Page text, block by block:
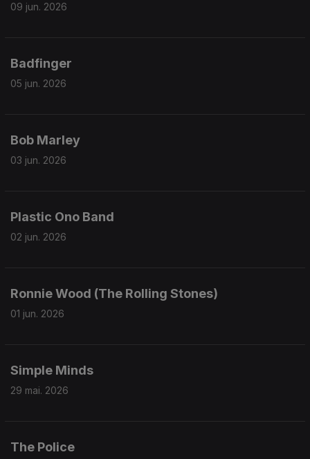
09 jun. 2026
Badfinger
05 jun. 2026
Bob Marley
03 jun. 2026
Plastic Ono Band
02 jun. 2026
Ronnie Wood (The Rolling Stones)
01 jun. 2026
Simple Minds
29 mai. 2026
The Police